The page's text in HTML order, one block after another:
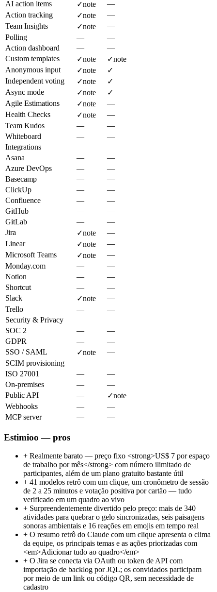
AI action items ✓note
—
Action tracking
✓note
—
Team Insights
✓note
—
Polling
—
—
Action dashboard
—
—
Custom templates
✓note ✓note
Anonymous input
✓note
✓
Independent voting
✓note
✓
Async mode
✓note
✓
Agile Estimations
✓note
—
Health Checks
✓note
—
Team Kudos
—
—
Whiteboard
—
—
Integrations
Asana
—
—
Azure DevOps
—
—
Basecamp
—
—
ClickUp
—
—
Confluence
—
—
GitHub
—
—
GitLab
—
—
Jira
✓note
—
Linear
✓note
—
Microsoft Teams
✓note
—
Monday.com
—
—
Notion
—
—
Shortcut
—
—
Slack
✓note
—
Trello
—
—
Security & Privacy
SOC 2
—
—
GDPR
—
—
SSO / SAML
✓note
—
SCIM provisioning
—
—
ISO 27001
—
—
On-premises
—
—
Public API
— ✓note
Webhooks
—
—
MCP server
— —
Estimioo — pros
+ Realmente barato — preço fixo <strong>US$ 7 por espaço
de trabalho por mês</strong> com número ilimitado de
participantes, além de um plano gratuito bastante útil
+ 41 modelos retrô com um clique, um cronômetro de sessão
de 2 a 25 minutos e votação positiva por cartão — tudo
verificado em um quadro ao vivo
+ Surpreendentemente divertido pelo preço: mais de 340
atividades para quebrar o gelo sincronizadas, seis paisagens
sonoras ambientais e 16 reações em emojis em tempo real
+ O resumo retrô do Claude com um clique apresenta o clima
da equipe, os principais temas e as ações priorizadas com
<em>Adicionar tudo ao quadro</em>
+ O Jira se conecta via OAuth ou token de API com
importação de backlog por JQL; os convidados participam
por meio de um link ou código QR, sem necessidade de
cadastro